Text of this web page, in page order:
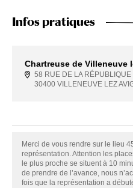
Infos pratiques
Chartreuse de Villeneuve
58 RUE DE LA RÉPUBLIQUE
30400 VILLENEUVE LEZ
Merci de vous rendre sur le lieu
représentation. Attention les
le plus proche se situent à 10
de prendre de l’avance, nous
fois que la représentation a